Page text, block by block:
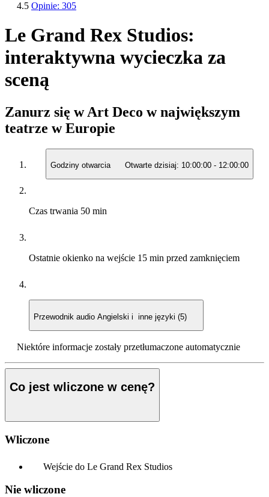
4.5 Opinie: 305
Le Grand Rex Studios:
interaktywna wycieczka za
sceną
Zanurz się w Art Deco w największym
teatrze w Europie
Godziny otwarcia Otwarte dzisiaj: 10:00:00 - 12:00:00
Czas trwania 50 min
Ostatnie okienko na wejście 15 min przed zamknięciem
Przewodnik audio Angielski i inne języki (5)
Niektóre informacje zostały przetłumaczone automatycznie
Co jest wliczone w cenę?
Wliczone
Wejście do Le Grand Rex Studios
Nie wliczone